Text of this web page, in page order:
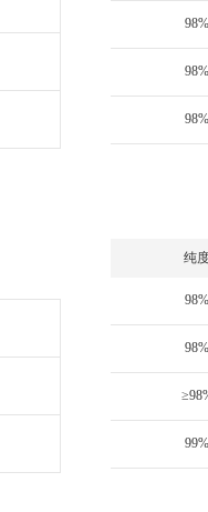
98%
98%
98%
纯
98%
98%
99%